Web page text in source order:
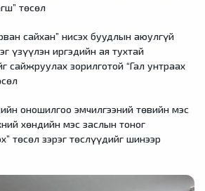
төсөл
сайхан” нисэх буудлын аюулгүй
үзүүлэн иргэдийн ая тухтай
сайжруулах зорилготой “Гал унтраах
оношилгоо эмчилгээний төвийн мэс
хөндийн мэс заслын тоног
төсөл зэрэг төслүүдийг шинээр